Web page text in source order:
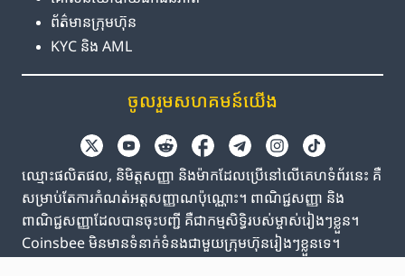
ព័ត៌មាន​ក្រុមហ៊ុន
KYC និង AML
ចូលរួម​សហគមន៍​យើង
ឈ្មោះផលិតផល, និមិត្តសញ្ញា និងម៉ាកដែលប្រើនៅលើគេហទំព័រនេះ គឺ
សម្រាប់តែការកំណត់អត្តសញ្ញាណប៉ុណ្ណោះ។ ពាណិជ្ជសញ្ញា និង
ពាណិជ្ជសញ្ញាដែលបានចុះបញ្ជី គឺជាកម្មសិទ្ធិរបស់ម្ចាស់រៀងៗខ្លួន។
Coinsbee មិនមានទំនាក់ទំនងជាមួយក្រុមហ៊ុនរៀងៗខ្លួនទេ។